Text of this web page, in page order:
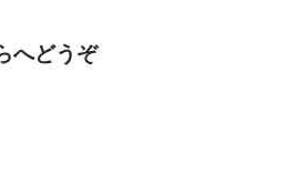
へどうぞ